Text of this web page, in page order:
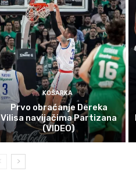
KOŠARKA
Prvo obraćanje Dereka
Vilisa navijačima Partizana
(VIDEO)